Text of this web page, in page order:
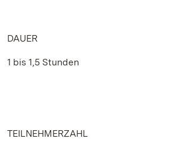
DAUER
1 bis 1,5 Stunden
TEILNEHMERZAHL